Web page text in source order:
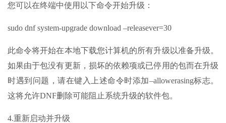
您可以在终端中使用以下命令开始升级：
sudo dnf system-upgrade download –releasever=30
此命令将开始在本地下载您计算机的所有升级以准备升级。
如果由于包没有更新，损坏的依赖项或已停用的包而在升级
时遇到问题，请在键入上述命令时添加–allowerasing标志。
这将允许DNF删除可能阻止系统升级的软件包。
4.重新启动并升级